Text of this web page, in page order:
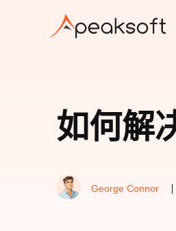
如何解
George Connor